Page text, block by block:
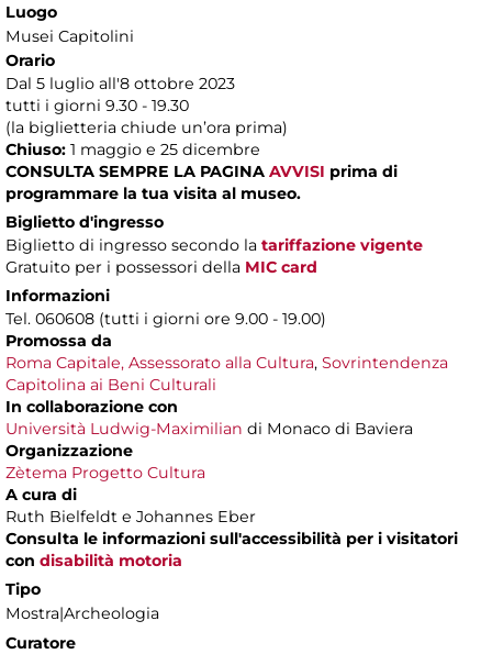
Luogo
Musei Capitolini
Orario
Dal 5 luglio all'8 ottobre 2023
tutti i giorni 9.30 - 19.30
(la biglietteria chiude un’ora prima)
Chiuso: 1 maggio e 25 dicembre
CONSULTA SEMPRE LA PAGINA AVVISI prima di
programmare la tua visita al museo.
Biglietto d'ingresso
Biglietto di ingresso secondo la tariffazione vigente
Gratuito per i possessori della MIC card
Informazioni
Tel. 060608 (tutti i giorni ore 9.00 - 19.00)
Promossa da
Roma Capitale, Assessorato alla Cultura, Sovrintendenza
Capitolina ai Beni Culturali
In collaborazione con
Università Ludwig-Maximilian di Monaco di Baviera
Organizzazione
Zètema Progetto Cultura
A cura di
Ruth Bielfeldt e Johannes Eber
Consulta le informazioni sull'accessibilità per i visitatori
con disabilità motoria
Tipo
Mostra|Archeologia
Curatore